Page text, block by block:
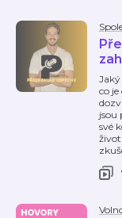
co
jsou
své